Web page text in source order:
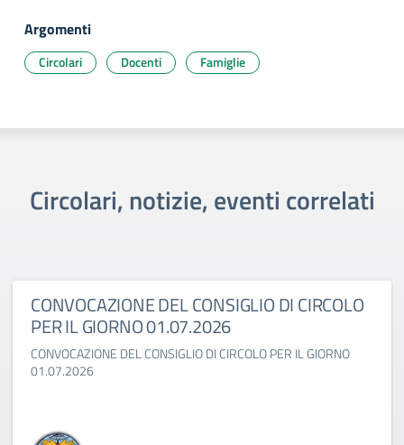
Argomenti
Circolari Docenti Famiglie
Circolari, notizie, eventi correlati
CONVOCAZIONE DEL CONSIGLIO DI CIRCOLO
PER IL GIORNO 01.07.2026
CONVOCAZIONE DEL CONSIGLIO DI CIRCOLO PER IL GIORNO
01.07.2026